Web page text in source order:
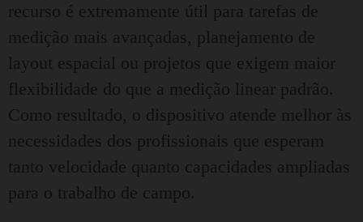
recurso é extremamente útil para tarefas de
medição mais avançadas, planejamento de
layout espacial ou projetos que exigem maior
flexibilidade do que a medição linear padrão.
Como resultado, o dispositivo atende melhor às
necessidades dos profissionais que esperam
tanto velocidade quanto capacidades ampliadas
para o trabalho de campo.